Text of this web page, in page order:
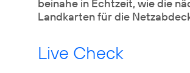
beinahe in Echtzeit, wie die
Landkarten für die
Live Check